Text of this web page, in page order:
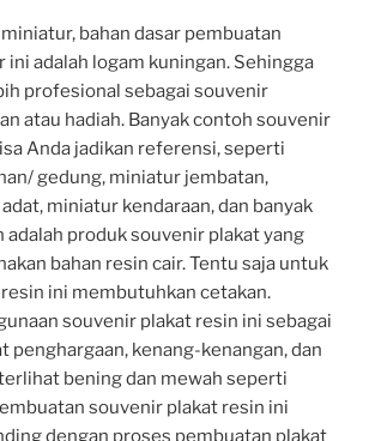
bahan dasar pembuatan
ini adalah logam kuningan. Sehingga
profesional sebagai souvenir
atau hadiah. Banyak contoh souvenir
Anda jadikan referensi, seperti
gedung, miniatur jembatan,
miniatur kendaraan, dan banyak
adalah produk souvenir plakat yang
bahan resin cair. Tentu saja untuk
ini membutuhkan cetakan.
souvenir plakat resin ini sebagai
penghargaan, kenang-kenangan, dan
bening dan mewah seperti
souvenir plakat resin ini
dengan proses pembuatan plakat